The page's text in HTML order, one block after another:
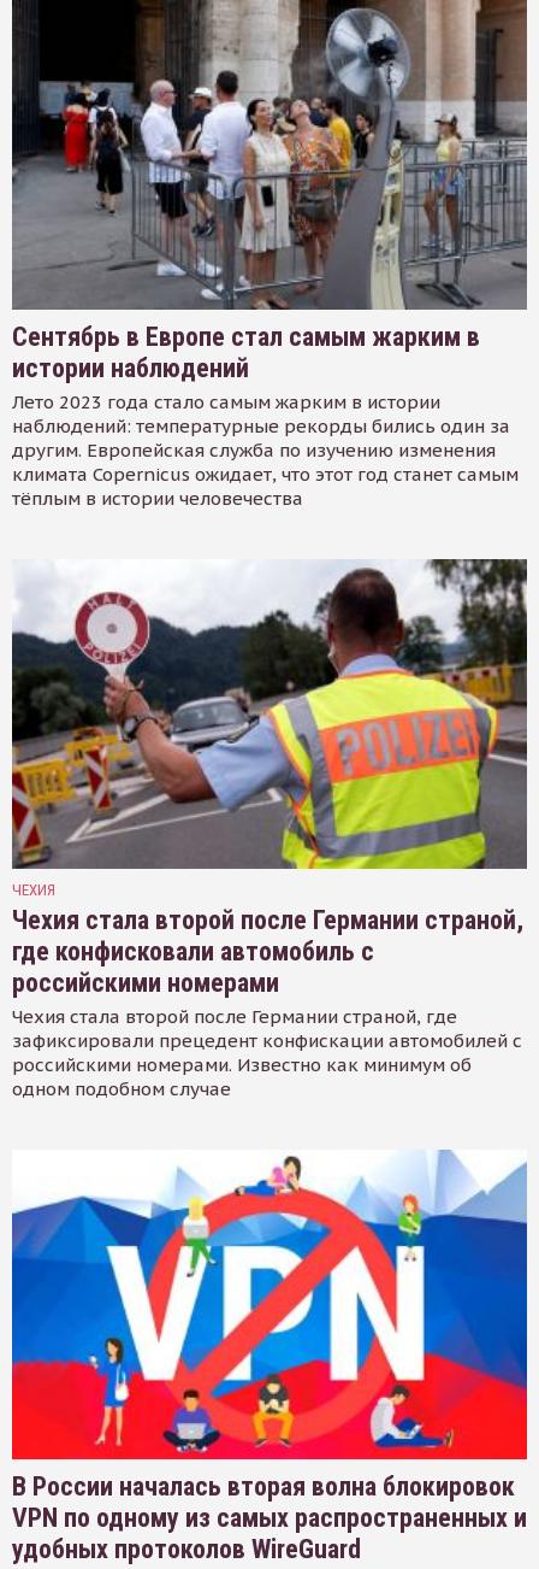
Сентябрь в Европе стал самым жарким в
истории наблюдений
Лето 2023 года стало самым жарким в истории
наблюдений: температурные рекорды бились один за
другим. Европейская служба по изучению изменения
климата Copernicus ожидает, что этот год станет самым
тёплым в истории человечества
ЧЕХИЯ
Чехия стала второй после Германии страной,
где конфисковали автомобиль с
российскими номерами
Чехия стала второй после Германии страной, где
зафиксировали прецедент конфискации автомобилей с
российскими номерами. Известно как минимум об
одном подобном случае
В России началась вторая волна блокировок
VPN по одному из самых распространенных и
удобных протоколов WireGuard